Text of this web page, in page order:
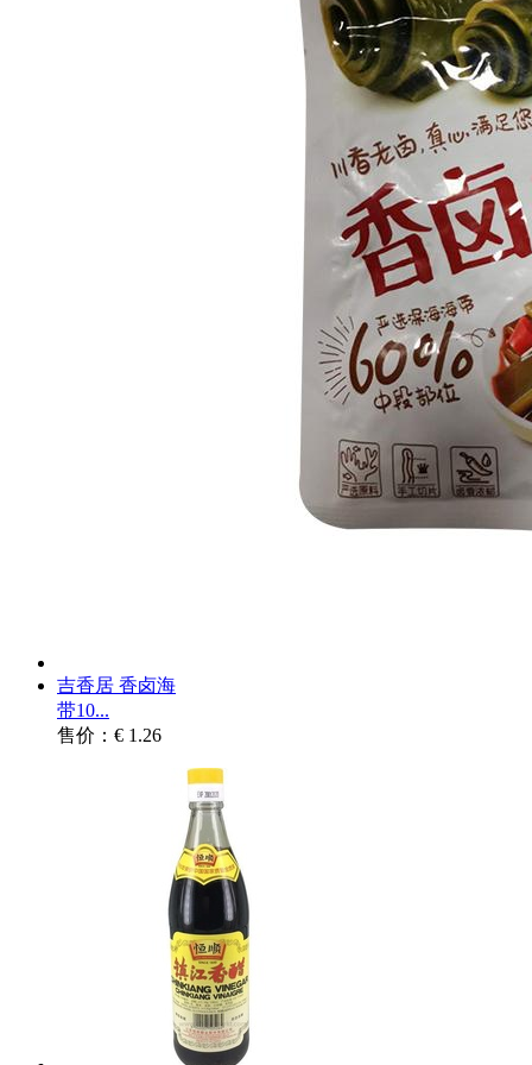
吉香居 香卤海
带10...
售价：€ 1.26